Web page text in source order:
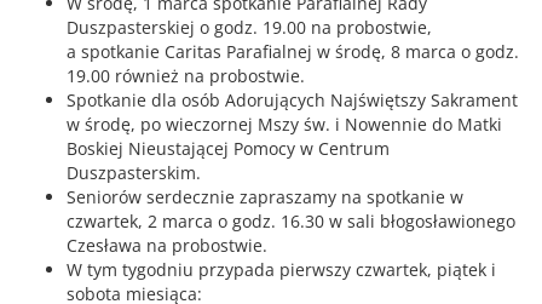
Duszpasterskiej o godz. 19.00 na probostwie,
a spotkanie Caritas Parafialnej w środę, 8 marca o godz.
19.00 również na probostwie.
Spotkanie dla osób Adorujących Najświętszy Sakrament
w środę, po wieczornej Mszy św. i Nowennie do Matki
Boskiej Nieustającej Pomocy w Centrum
Duszpasterskim.
Seniorów serdecznie zapraszamy na spotkanie w
czwartek, 2 marca o godz. 16.30 w sali błogosławionego
Czesława na probostwie.
W tym tygodniu przypada pierwszy czwartek, piątek i
sobota miesiąca: